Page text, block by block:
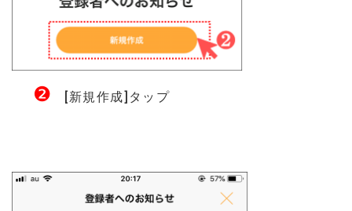
❷ [新規作成]タップ